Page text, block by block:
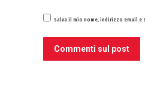
Salva il mio nome, indirizzo email e
Commenti sul post